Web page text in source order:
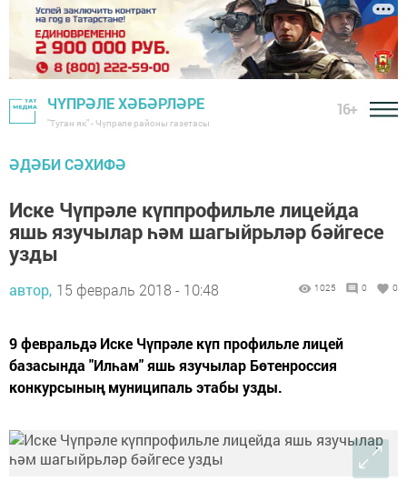
ЧҮПРӘЛЕ ХӘБӘРЛӘРЕ
"Туган як" - Чүпрәле районы газетасы
16+
ӘДӘБИ СӘХИФӘ
Иске Чүпрәле күппрофильле лицейда
яшь язучылар һәм шагыйрьләр бәйгесе
узды
автор, 15 февраль 2018 - 10:48 1025 0 0
9 февральдә Иске Чүпрәле күп профильле лицей
базасында "Илһам" яшь язучылар Бөтенроссия
конкурсының муниципаль этабы узды.